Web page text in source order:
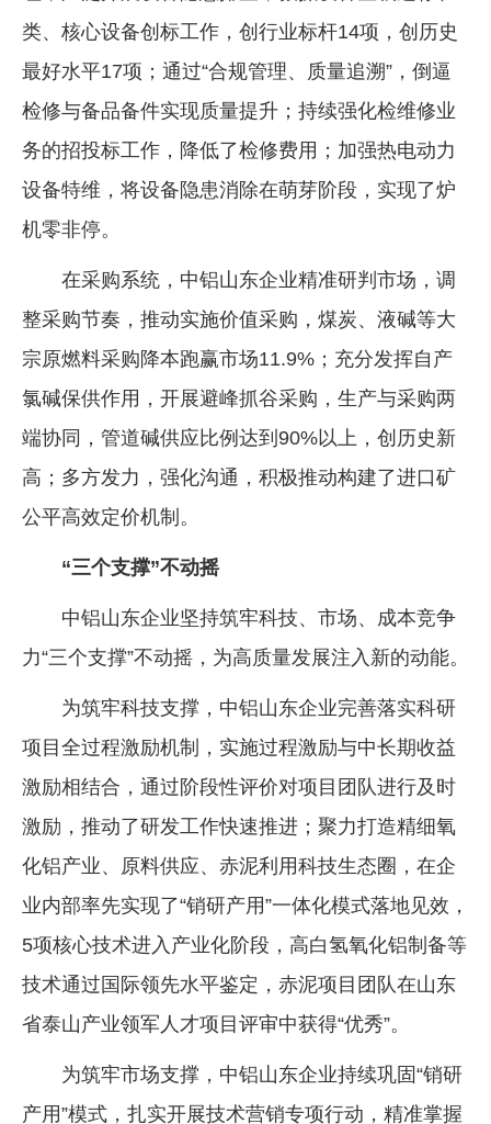
类、核心设备创标工作，创行业标杆14项，创历史
最好水平17项；通过“合规管理、质量追溯”，倒逼
检修与备品备件实现质量提升；持续强化检维修业
务的招投标工作，降低了检修费用；加强热电动力
设备特维，将设备隐患消除在萌芽阶段，实现了炉
机零非停。
在采购系统，中铝山东企业精准研判市场，调
整采购节奏，推动实施价值采购，煤炭、液碱等大
宗原燃料采购降本跑赢市场11.9%；充分发挥自产
氯碱保供作用，开展避峰抓谷采购，生产与采购两
端协同，管道碱供应比例达到90%以上，创历史新
高；多方发力，强化沟通，积极推动构建了进口矿
公平高效定价机制。
“三个支撑”不动摇
中铝山东企业坚持筑牢科技、市场、成本竞争
力“三个支撑”不动摇，为高质量发展注入新的动能。
为筑牢科技支撑，中铝山东企业完善落实科研
项目全过程激励机制，实施过程激励与中长期收益
激励相结合，通过阶段性评价对项目团队进行及时
激励，推动了研发工作快速推进；聚力打造精细氧
化铝产业、原料供应、赤泥利用科技生态圈，在企
业内部率先实现了“销研产用”一体化模式落地见效，
5项核心技术进入产业化阶段，高白氢氧化铝制备等
技术通过国际领先水平鉴定，赤泥项目团队在山东
省泰山产业领军人才项目评审中获得“优秀”。
为筑牢市场支撑，中铝山东企业持续巩固“销研
产用”模式，扎实开展技术营销专项行动，精准掌握